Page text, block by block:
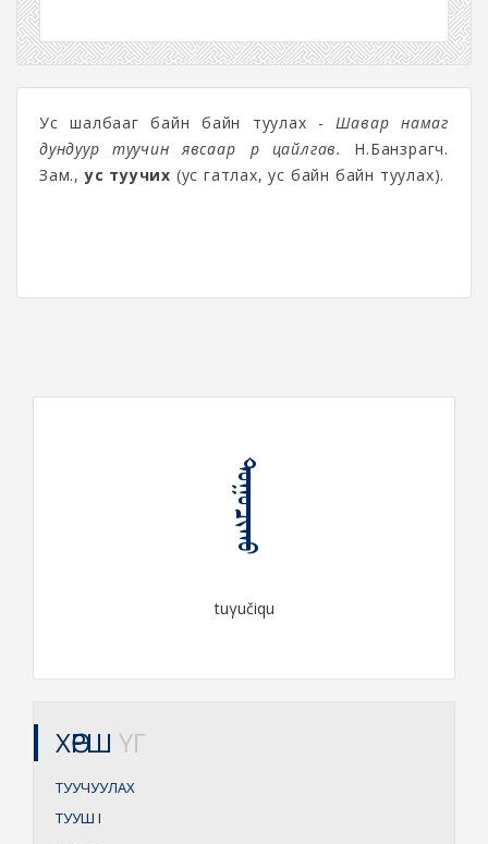
Ус шалбааг байн байн туулах -Шавар намаг
дундуур туучин явсаар үүр цайлгав.
Н.Банзрагч.
Зам., ус туучих (ус гатлах, ус байн байн туулах).
ᠲᠤᠭᠤᠴᠢᠬᠤ
tuγučiqu
ХӨРШ ҮГ
ТУУЧУУЛАХ
ТУУШ I